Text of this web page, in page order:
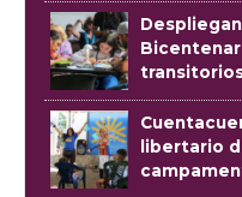
libertario